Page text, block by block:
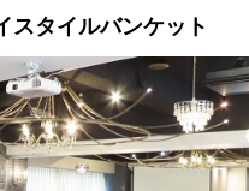
スタイルバンケット